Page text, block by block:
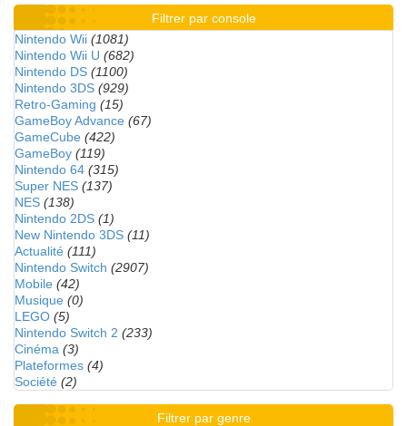
Filtrer par console
Nintendo Wii (1081)
Nintendo Wii U (682)
Nintendo DS (1100)
Nintendo 3DS (929)
Retro-Gaming (15)
GameBoy Advance (67)
GameCube (422)
GameBoy (119)
Nintendo 64 (315)
Super NES (137)
NES (138)
Nintendo 2DS (1)
New Nintendo 3DS (11)
Actualité (111)
Nintendo Switch (2907)
Mobile (42)
Musique (0)
LEGO (5)
Nintendo Switch 2 (233)
Cinéma (3)
Plateformes (4)
Société (2)
Filtrer par genre